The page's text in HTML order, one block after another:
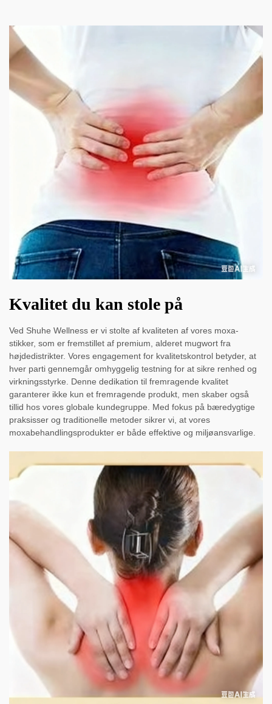
Kvalitet du kan stole på
Ved Shuhe Wellness er vi stolte af kvaliteten af vores moxa-
stikker, som er fremstillet af premium, alderet mugwort fra
højdedistrikter. Vores engagement for kvalitetskontrol betyder, at
hver parti gennemgår omhyggelig testning for at sikre renhed og
virkningsstyrke. Denne dedikation til fremragende kvalitet
garanterer ikke kun et fremragende produkt, men skaber også
tillid hos vores globale kundegruppe. Med fokus på bæredygtige
praksisser og traditionelle metoder sikrer vi, at vores
moxabehandlingsprodukter er både effektive og miljøansvarlige.